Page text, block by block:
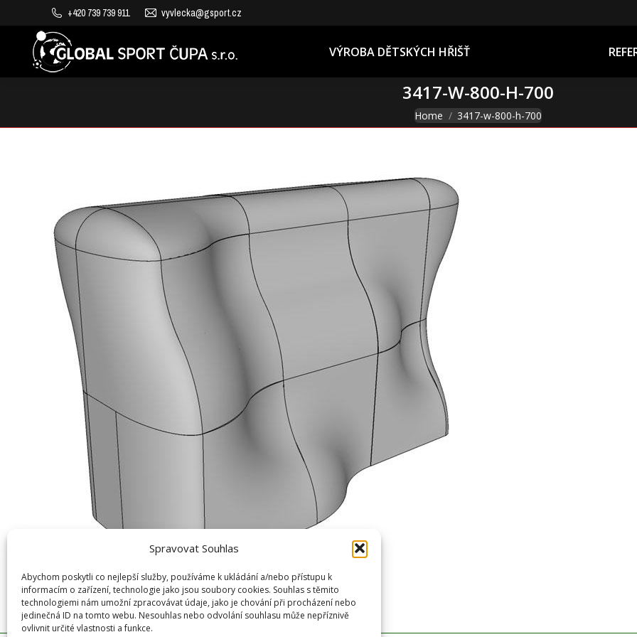
Spravovat Souhlas
Abychom poskytli co nejlepší služby, používáme k ukládání a/nebo přístupu k
informacím o zařízení, technologie jako jsou soubory cookies. Souhlas s těmito
technologiemi nám umožní zpracovávat údaje, jako je chování při procházení nebo
jedinečná ID na tomto webu. Nesouhlas nebo odvolání souhlasu může nepříznivě
ovlivnit určité vlastnosti a funkce.
+420 739 739 911 vyvlecka@gsport.cz
VÝROBA DĚTSKÝCH HŘIŠŤ
3417-W-800-H-700
You are here:
Home 3417-w-800-h-700
VÝROBA DĚTSKÝCH HŘIŠŤ